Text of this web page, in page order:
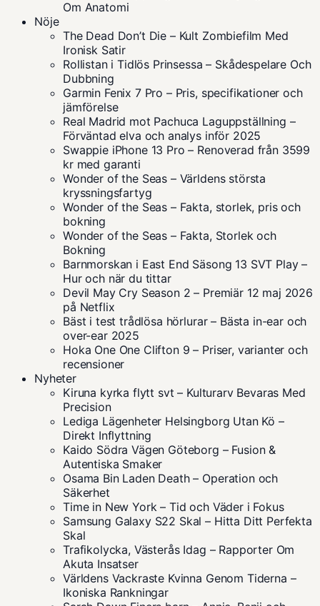
Om Anatomi
Nöje
The Dead Don’t Die – Kult Zombiefilm Med
Ironisk Satir
Rollistan i Tidlös Prinsessa – Skådespelare Och
Dubbning
Garmin Fenix 7 Pro – Pris, specifikationer och
jämförelse
Real Madrid mot Pachuca Laguppställning –
Förväntad elva och analys inför 2025
Swappie iPhone 13 Pro – Renoverad från 3599
kr med garanti
Wonder of the Seas – Världens största
kryssningsfartyg
Wonder of the Seas – Fakta, storlek, pris och
bokning
Wonder of the Seas – Fakta, Storlek och
Bokning
Barnmorskan i East End Säsong 13 SVT Play –
Hur och när du tittar
Devil May Cry Season 2 – Premiär 12 maj 2026
på Netflix
Bäst i test trådlösa hörlurar – Bästa in-ear och
over-ear 2025
Hoka One One Clifton 9 – Priser, varianter och
recensioner
Nyheter
Kiruna kyrka flytt svt – Kulturarv Bevaras Med
Precision
Lediga Lägenheter Helsingborg Utan Kö –
Direkt Inflyttning
Kaido Södra Vägen Göteborg – Fusion &
Autentiska Smaker
Osama Bin Laden Death – Operation och
Säkerhet
Time in New York – Tid och Väder i Fokus
Samsung Galaxy S22 Skal – Hitta Ditt Perfekta
Skal
Trafikolycka, Västerås Idag – Rapporter Om
Akuta Insatser
Världens Vackraste Kvinna Genom Tiderna –
Ikoniska Rankningar